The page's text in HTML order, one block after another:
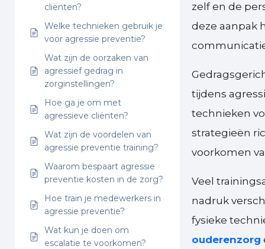
cliënten?
Welke technieken gebruik je
voor agressie preventie?
Wat zijn de oorzaken van
agressief gedrag in
zorginstellingen?
Hoe ga je om met
agressieve cliënten?
Wat zijn de voordelen van
agressie preventie training?
Waarom bespaart agressie
preventie kosten in de zorg?
Hoe train je medewerkers in
agressie preventie?
Wat kun je doen om
escalatie te voorkomen?
zelf en de
deze aanpak
tijdens
technieken
strategieën
voorkomen
Veel
nadruk
fysieke
ouderenzorg